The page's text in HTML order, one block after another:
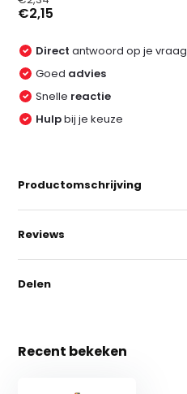
€2,15
Direct antwoord op je vraag
Goed advies
Snelle reactie
Hulpbij je keuze
Productomschrijving
Reviews
Delen
Recent bekeken